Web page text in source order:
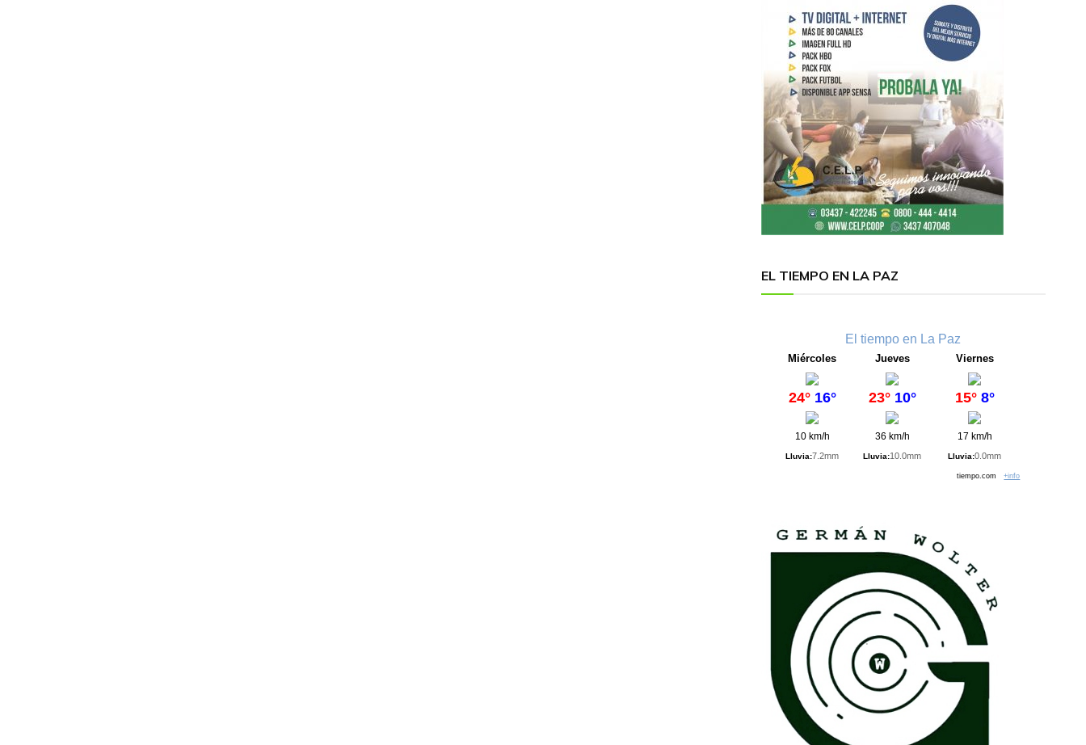
EL TIEMPO EN LA PAZ
El tiempo en La Paz
Miércoles
24° 16°
10 km/h
Lluvia:7.2mm
Jueves
23° 10°
36 km/h
Lluvia:10.0mm
Viernes
15° 8°
17 km/h
Lluvia:0.0mm
tiempo.com+info